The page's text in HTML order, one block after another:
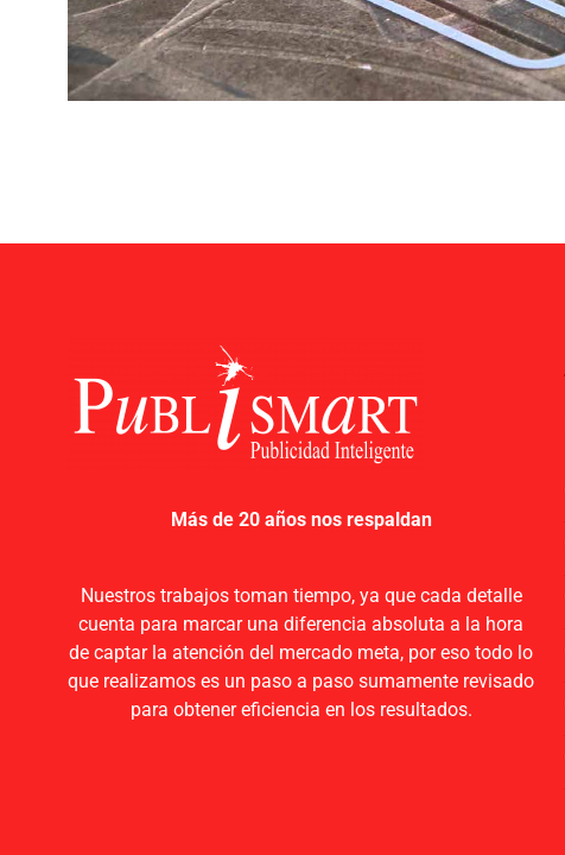
acrílico madera metal PVC vidrio
Más de 20 años nos respaldan
Nuestros trabajos toman tiempo, ya que cada detalle
cuenta para marcar una diferencia absoluta a la hora
de captar la atención del mercado meta, por eso todo lo
que realizamos es un paso a paso sumamente revisado
para obtener eficiencia en los resultados.